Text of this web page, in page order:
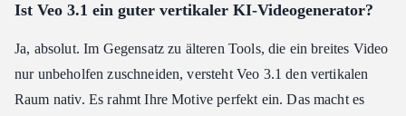
Ist Veo 3.1 ein guter vertikaler KI-Videogenerator?
Ja, absolut. Im Gegensatz zu älteren Tools, die ein breites Video
nur unbeholfen zuschneiden, versteht Veo 3.1 den vertikalen
Raum nativ. Es rahmt Ihre Motive perfekt ein. Das macht es